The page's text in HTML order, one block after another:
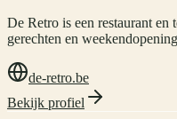
De Retro is een restaurant
gerechten en
de-retro.be
Bekijk profiel